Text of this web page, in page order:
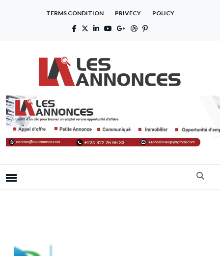
TERMS CONDITION PRIVECY POLICY